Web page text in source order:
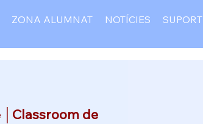
ZONA ALUMNAT NOTÍCIES SUPORT
de